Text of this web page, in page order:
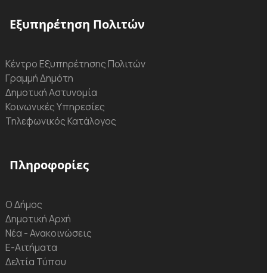
Εξυπηρέτηση Πολιτών
Κέντρο Εξυπηρέτησης Πολιτών
Γραμμή Δημότη
Δημοτική Αστυνομία
Κοινωνικές Υπηρεσίες
Τηλεφωνικός Κατάλογος
Πληροφορίες
Ο Δήμος
Δημοτική Αρχή
Νέα - Ανακοινώσεις
Ε-Αιτήματα
Δελτία Τύπου